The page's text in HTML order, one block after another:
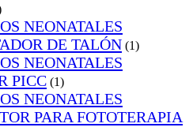
NEONATALES
DE TALÓN (1)
NEONATALES
PICC (1)
NEONATALES
PARA FOTOTERAPIA